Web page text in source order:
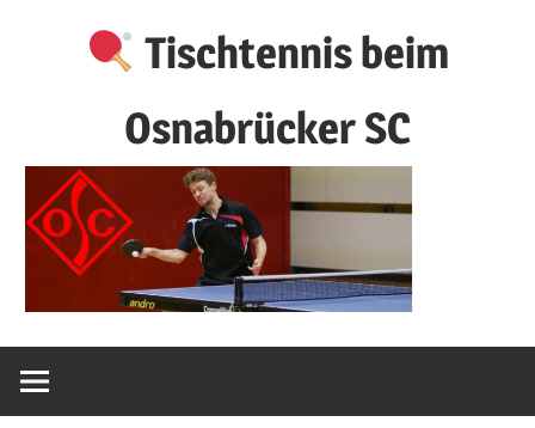
Tischtennis beim
Osnabrücker SC